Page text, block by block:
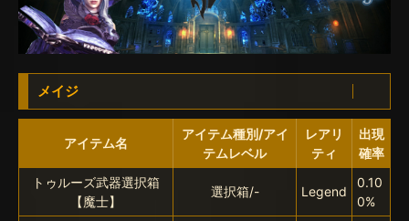
メイジ
アイテム名
アイテム種別/アイ
テムレベル
レアリ
ティ
出現
確率
トゥルーズ武器選択箱
【魔士】
選択箱/- Legend
0.10
0%